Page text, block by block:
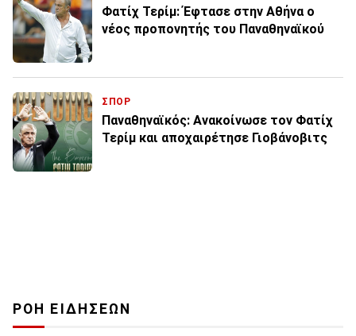
Φατίχ Τερίμ: Έφτασε στην Αθήνα ο
νέος προπονητής του Παναθηναϊκού
ΣΠΟΡ
Παναθηναϊκός: Ανακοίνωσε τον Φατίχ
Τερίμ και αποχαιρέτησε Γιοβάνοβιτς
ΡΟΗ ΕΙΔΗΣΕΩΝ